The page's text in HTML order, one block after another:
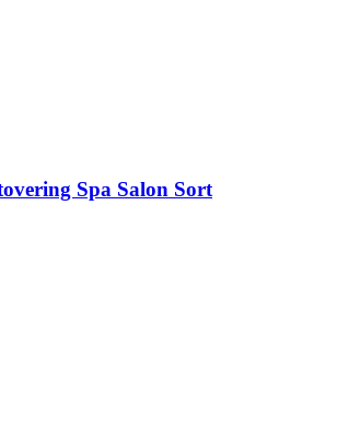
Spa Salon Sort